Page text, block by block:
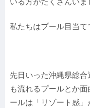
いる方がたくさんいま
私たちはプール目当て
先日いった沖縄県総
も流れるプールとか
ールは「リゾート感